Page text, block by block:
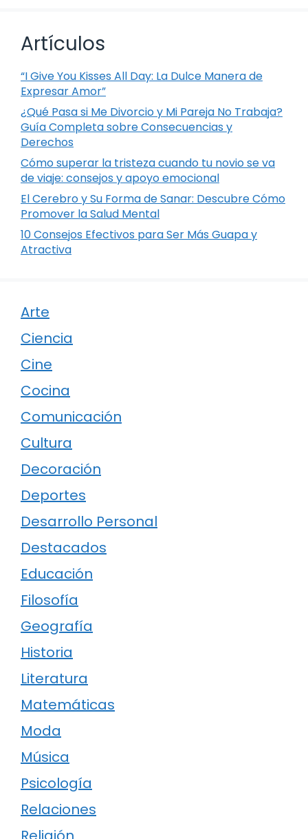
Artículos
“I Give You Kisses All Day: La Dulce Manera de
Expresar Amor”
¿Qué Pasa si Me Divorcio y Mi Pareja No Trabaja?
Guía Completa sobre Consecuencias y
Derechos
Cómo superar la tristeza cuando tu novio se va
de viaje: consejos y apoyo emocional
El Cerebro y Su Forma de Sanar: Descubre Cómo
Promover la Salud Mental
10 Consejos Efectivos para Ser Más Guapa y
Atractiva
Arte
Ciencia
Cine
Cocina
Comunicación
Cultura
Decoración
Deportes
Desarrollo Personal
Destacados
Educación
Filosofía
Geografía
Historia
Literatura
Matemáticas
Moda
Música
Psicología
Relaciones